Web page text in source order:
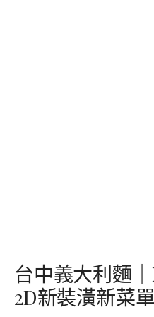
台中義大利麵
2D新裝潢新菜單